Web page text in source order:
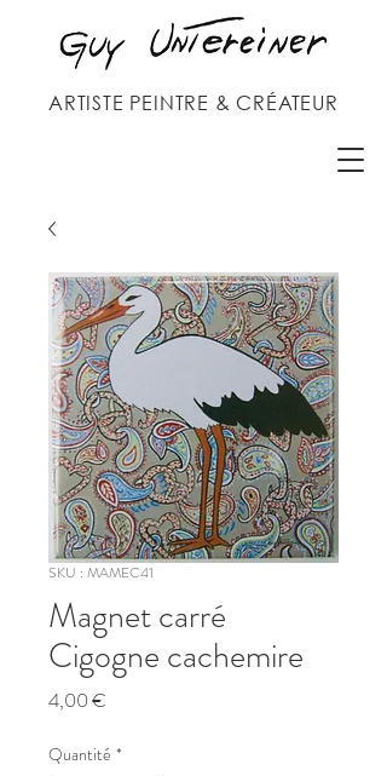
ARTISTE PEINTRE & CRÉATEUR
SKU : MAMEC41
Magnet carré
Cigogne cachemire
4,00 €
Quantité *